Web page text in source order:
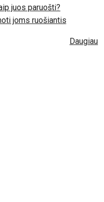
juos paruošti?
joms ruošiantis
Daugiau